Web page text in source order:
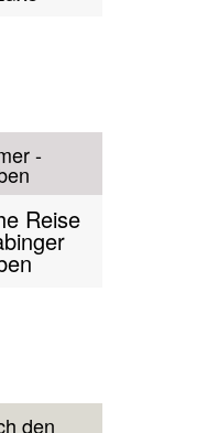
Altstadt
gar so